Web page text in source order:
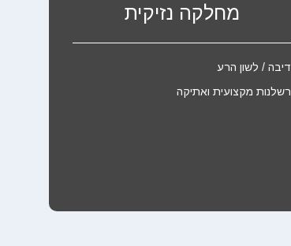
מחלקה נזיקית
דיבה / לשון הרע
רשלנות מקצועית ואתיקה